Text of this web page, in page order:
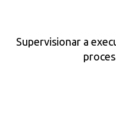
Supervisionar a